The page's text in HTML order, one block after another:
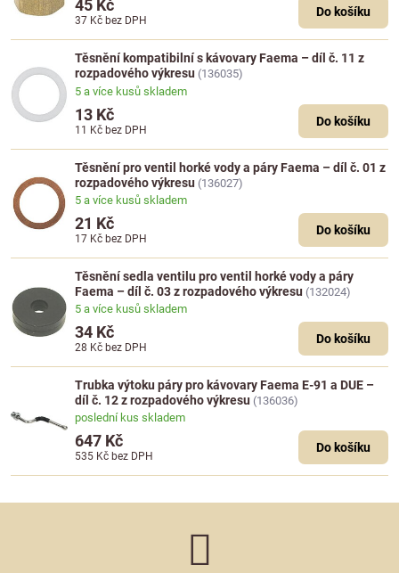
45 Kč
37 Kč bez DPH
Do košíku
Těsnění kompatibilní s kávovary Faema – díl č. 11 z
rozpadového výkresu (136035)
5 a více kusů skladem
13 Kč
11 Kč bez DPH
Do košíku
Těsnění pro ventil horké vody a páry Faema – díl č. 01 z
rozpadového výkresu (136027)
5 a více kusů skladem
21 Kč
17 Kč bez DPH
Do košíku
Těsnění sedla ventilu pro ventil horké vody a páry
Faema – díl č. 03 z rozpadového výkresu (132024)
5 a více kusů skladem
34 Kč
28 Kč bez DPH
Do košíku
Trubka výtoku páry pro kávovary Faema E-91 a DUE –
díl č. 12 z rozpadového výkresu (136036)
poslední kus skladem
647 Kč
535 Kč bez DPH
Do košíku